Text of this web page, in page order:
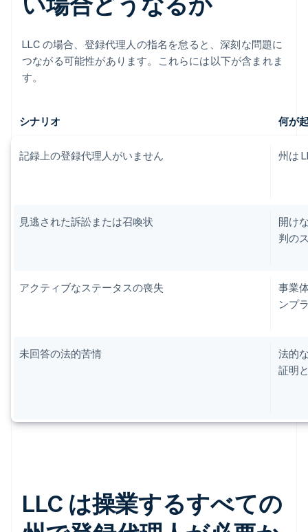
LLC の場合、登録代理人の指名を怠ると、深刻な問題に
つながる可能性があります。これらには以下が含まれま
す。
シナリオ 何が
記録上の登録代理人がいません 州は
見逃された訴訟または召喚状
開け
判の
アクティブなステータスの喪失
事業
ンプ
未回答の法的苦情
法的
証明
LLC は操業するすべての